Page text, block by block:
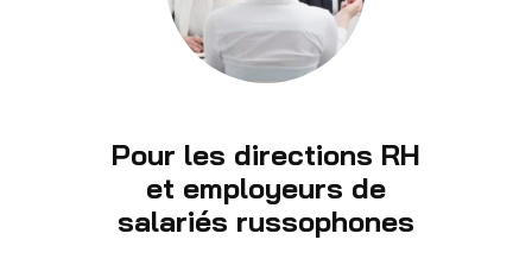
Pour les directions RH
et employeurs de
salariés russophones